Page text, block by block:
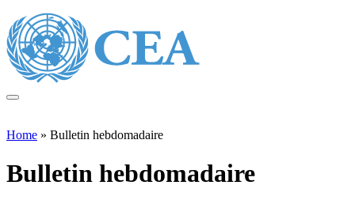
Toggle
Home » Bulletin hebdomadaire
Bulletin hebdomadaire